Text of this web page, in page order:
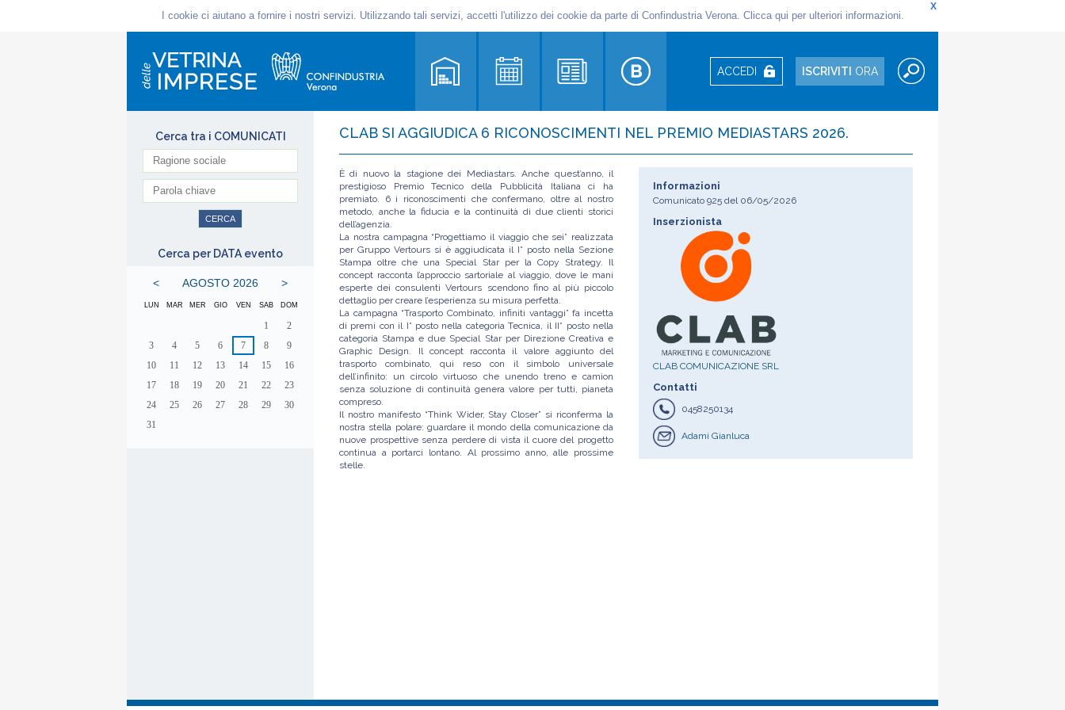
ACCEDI ISCRIVITI ORA
Cerca tra i COMUNICATI
Cerca per DATA evento
< AGOSTO 2026 >
LUN MAR MER GIO VEN SAB DOM
1
2
3
4 5 6 7 8
9
10
11 12 13 14 15
16
17
18 19 20 21 22
23
24
25 26 27 28 29
30
31
CLAB SI AGGIUDICA 6 RICONOSCIMENTI NEL PREMIO MEDIASTARS 2026.
È di nuovo la stagione dei Mediastars. Anche quest’anno, il
prestigioso Premio Tecnico della Pubblicità Italiana ci ha
premiato. 6 i riconoscimenti che confermano, oltre al nostro
metodo, anche la fiducia e la continuità di due clienti storici
dell’agenzia.
La nostra campagna “Progettiamo il viaggio che sei” realizzata
per Gruppo Vertours si è aggiudicata il I° posto nella Sezione
Stampa oltre che una Special Star per la Copy Strategy. Il
concept racconta l’approccio sartoriale al viaggio, dove le mani
esperte dei consulenti Vertours scendono fino al più piccolo
dettaglio per creare l’esperienza su misura perfetta.
La campagna “Trasporto Combinato, infiniti vantaggi” fa incetta
di premi con il I° posto nella categoria Tecnica, il II° posto nella
categoria Stampa e due Special Star per Direzione Creativa e
Graphic Design. Il concept racconta il valore aggiunto del
trasporto combinato, qui reso con il simbolo universale
dell’infinito: un circolo virtuoso che unendo treno e camion
senza soluzione di continuità genera valore per tutti, pianeta
compreso.
Il nostro manifesto “Think Wider, Stay Closer” si riconferma la
nostra stella polare: guardare il mondo della comunicazione da
nuove prospettive senza perdere di vista il cuore del progetto
continua a portarci lontano. Al prossimo anno, alle prossime
stelle.
Informazioni
Comunicato 925 del06/05/2026
Inserzionista
CLAB COMUNICAZIONE SRL
Contatti
0458250134
Adami Gianluca